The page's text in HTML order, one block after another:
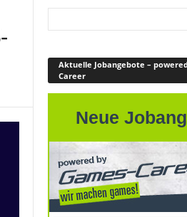
Aktuelle Jobangebote –
Career